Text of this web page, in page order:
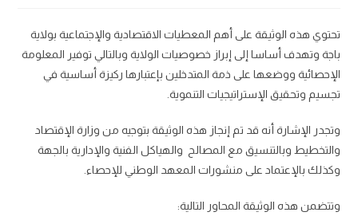
تحتوي هذه الوثيقة على أهم المعطيات الا‏قتصادية والإجتماعية بولاية
باجة وتهدف أساسا إلى ‏إبراز خصوصيات الولاية وبالتالي توفير المعلومة
الإحصائية ووضعها على ذمة المتدخلين بإعتبارها ركيزة‎‏ أساسية في
تجسيم وتحقيق الإستراتيجيات التنموية.
و‏تجدر الإشارة أنه قد تم إنجاز هذه الوثيقة بتوجيه من‏ وزارة الإقتصاد
والتخطيط وبالتنسيق مع المصالح ‎‏ والهياكل الفنية والإدارية بالجهة
وكذلك بالإعتماد على‎ منشورات المعهد الوطني للإحصاء.‎
‏وتتضمن هذه الوثيقة المحاور التالية:‎